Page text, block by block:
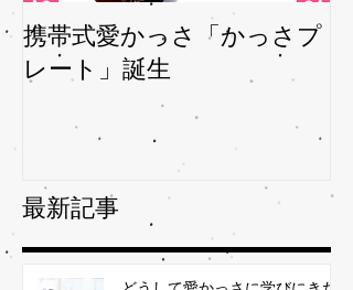
携帯式愛かっさ「かっさプ
レート」誕生
最新記事